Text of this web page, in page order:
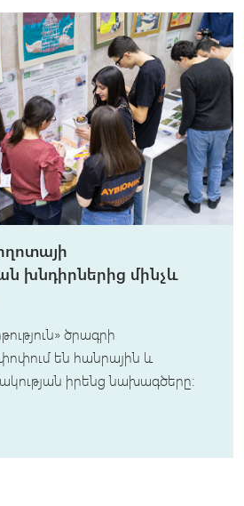
խնդիրներից մինչև
ծրագրի
են հանրային և
իրենց նախագծերը: